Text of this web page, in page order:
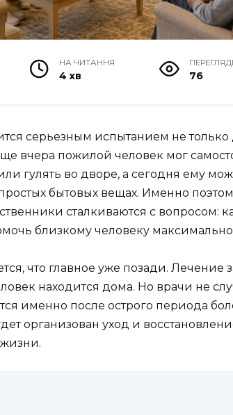
НА ЧИТАННЯ
4 хв 76
серьезным испытанием не только
вчера пожилой человек мог
гулять во дворе, а сегодня ему
бытовых вещах. Именно
сталкиваются с вопросом:
близкому человеку максимально
что главное уже позади. Лечение
находится дома. Но врачи не
именно после острого периода
организован уход и